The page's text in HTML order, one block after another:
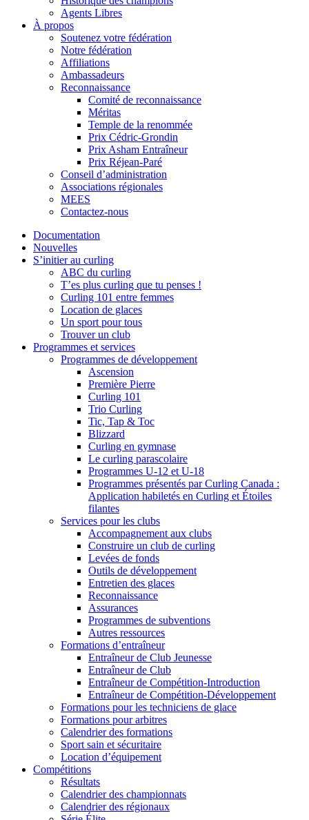
Agents Libres
À propos
Soutenez votre fédération
Notre fédération
Affiliations
Ambassadeurs
Reconnaissance
Comité de reconnaissance
Méritas
Temple de la renommée
Prix Cédric-Grondin
Prix Asham Entraîneur
Prix Réjean-Paré
Conseil d’administration
Associations régionales
MEES
Contactez-nous
Documentation
Nouvelles
S’initier au curling
ABC du curling
T’es plus curling que tu penses !
Curling 101 entre femmes
Location de glaces
Un sport pour tous
Trouver un club
Programmes et services
Programmes de développement
Ascension
Première Pierre
Curling 101
Trio Curling
Tic, Tap & Toc
Blizzard
Curling en gymnase
Le curling parascolaire
Programmes U-12 et U-18
Programmes présentés par Curling Canada :
Application habiletés en Curling et Étoiles
filantes
Services pour les clubs
Accompagnement aux clubs
Construire un club de curling
Levées de fonds
Outils de développement
Entretien des glaces
Reconnaissance
Assurances
Programmes de subventions
Autres ressources
Formations d’entraîneur
Entraîneur de Club Jeunesse
Entraîneur de Club
Entraîneur de Compétition-Introduction
Entraîneur de Compétition-Développement
Formations pour les techniciens de glace
Formations pour arbitres
Calendrier des formations
Sport sain et sécuritaire
Location d’équipement
Compétitions
Résultats
Calendrier des championnats
Calendrier des régionaux